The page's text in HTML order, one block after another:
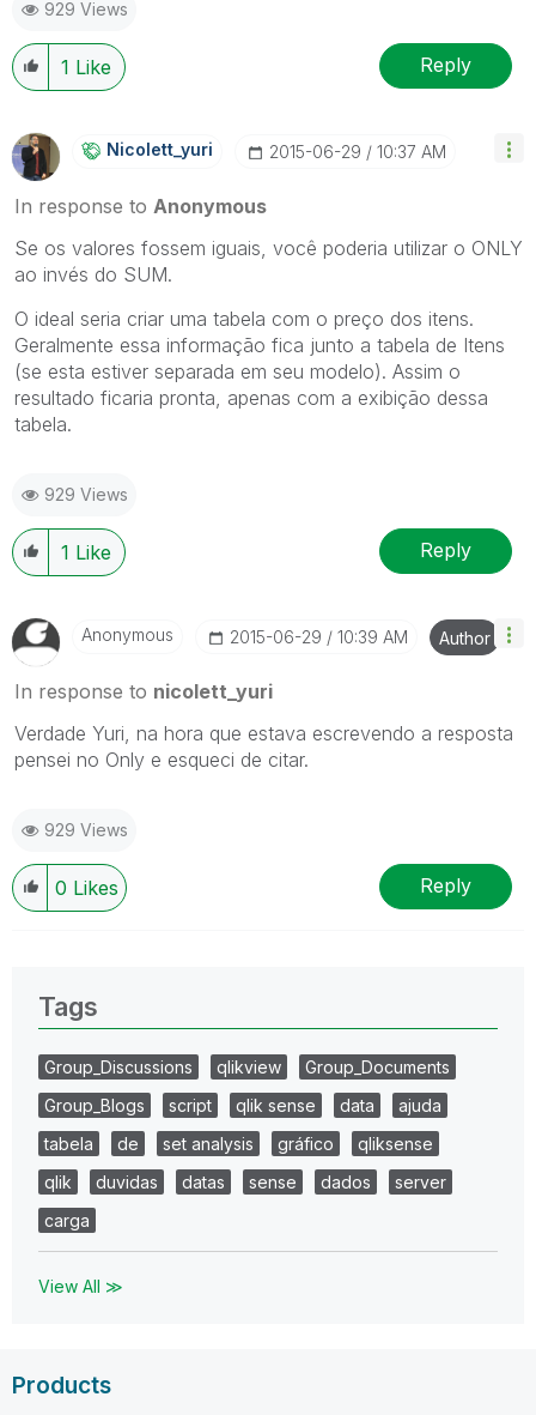
929 Views
1 Like Reply
Nicolett_yuri ‎2015-06-29 10:37 AM
In response to Anonymous
Se os valores fossem iguais, você poderia utilizar o ONLY
ao invés do SUM.
O ideal seria criar uma tabela com o preço dos itens.
Geralmente essa informação fica junto a tabela de Itens
(se esta estiver separada em seu modelo). Assim o
resultado ficaria pronta, apenas com a exibição dessa
tabela.
929 Views
1 Like Reply
Anonymous ‎2015-06-29 10:39 AM Author
In response to nicolett_yuri
Verdade Yuri, na hora que estava escrevendo a resposta
pensei no Only e esqueci de citar.
929 Views
0 Likes Reply
Tags
Group_Discussions qlikview
Group_Documents
Group_Blogs
script qlik sense data
ajuda
tabela
de set analysis gráfico
qliksense
qlik
duvidas datas sense dados
server
carga
View All ≫
Products